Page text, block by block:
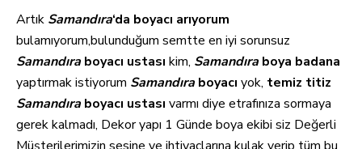
Artık Samandıra‘da boyacı arıyorum
bulamıyorum,bulunduğum semtte en iyi sorunsuz
Samandıra boyacı ustası kim, Samandıra boya badana
yaptırmak istiyorum Samandıra boyacı yok, temiz titiz
Samandıra boyacı ustası varmı diye etrafınıza sormaya
gerek kalmadı, Dekor yapı 1 Günde boya ekibi siz Değerli